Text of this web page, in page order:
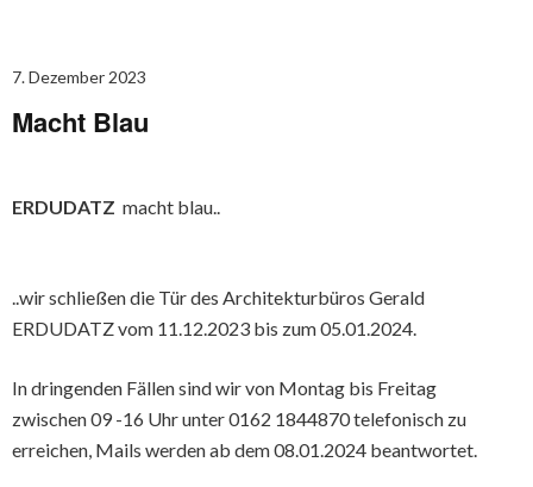
7. Dezember 2023
Macht Blau
ERDUDATZ macht blau..
..wir schließen die Tür des Architekturbüros Gerald
ERDUDATZ vom 11.12.2023 bis zum 05.01.2024.
In dringenden Fällen sind wir von Montag bis Freitag
zwischen 09 -16 Uhr unter 0162 1844870 telefonisch zu
erreichen, Mails werden ab dem 08.01.2024 beantwortet.